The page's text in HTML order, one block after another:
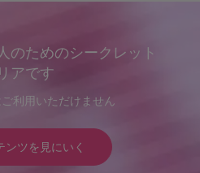
のためのシークレット
アです
利用いただけません
ンツを見にいく